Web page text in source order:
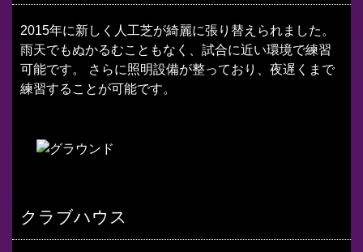
2015年に新しく人工芝が綺麗に張り替えられました。
雨天でもぬかるむこともなく、試合に近い環境で練習
可能です。 さらに照明設備が整っており、夜遅くまで
練習することが可能です。
クラブハウス